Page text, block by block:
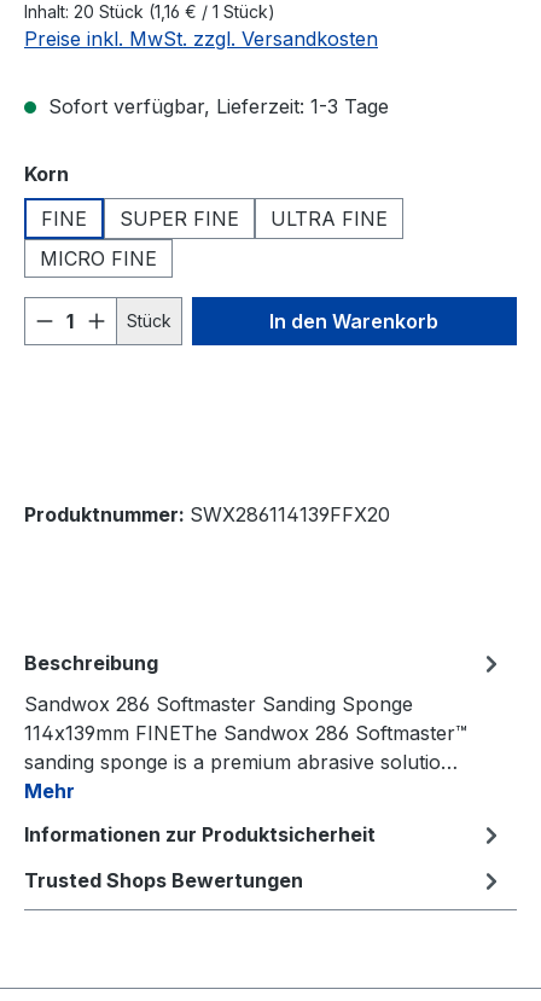
Inhalt: 20 Stück (1,16 € / 1 Stück)
Preise inkl. MwSt. zzgl. Versandkosten
Sofort verfügbar, Lieferzeit: 1-3 Tage
Korn
FINE
SUPER FINE
ULTRA FINE
MICRO FINE
Produkt Anzahl: Gib den
Stück In den Warenkorb
Produktnummer: SWX286114139FFX20
Beschreibung
Sandwox 286 Softmaster Sanding Sponge
114x139mm FINEThe Sandwox 286 Softmaster™
sanding sponge is a premium abrasive solutio…
Mehr
Informationen zur Produktsicherheit
Trusted Shops Bewertungen